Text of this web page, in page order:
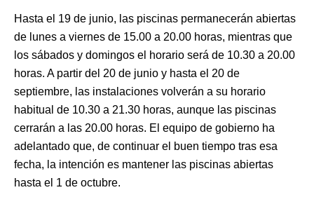
Hasta el 19 de junio, las piscinas permanecerán abiertas
de lunes a viernes de 15.00 a 20.00 horas, mientras que
los sábados y domingos el horario será de 10.30 a 20.00
horas. A partir del 20 de junio y hasta el 20 de
septiembre, las instalaciones volverán a su horario
habitual de 10.30 a 21.30 horas, aunque las piscinas
cerrarán a las 20.00 horas. El equipo de gobierno ha
adelantado que, de continuar el buen tiempo tras esa
fecha, la intención es mantener las piscinas abiertas
hasta el 1 de octubre.